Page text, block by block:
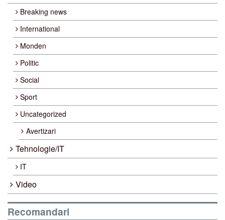
Breaking news
International
Monden
Politic
Social
Sport
Uncategorized
Avertizari
Tehnologie/IT
IT
Video
Recomandari